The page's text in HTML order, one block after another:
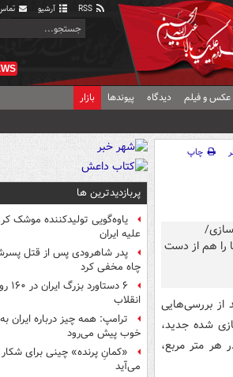
آرشیو
عکس و فیلم دیدگاه پیوندها بازار
چاپ
از بررسی‌هایی
شده جدید،
هر متر مربع،
پربازدیدترین ها
یاوه‌گویی تولیدکننده موشک
علیه ایران
پدر شاهرودی پس از قتل
چاه مخفی کرد
۶
انقلاب
ترامپ: همه چیز درباره ایران
خوب پیش می‌رود
«کمانِ پرنده» چینی برای شکار
می‌آید